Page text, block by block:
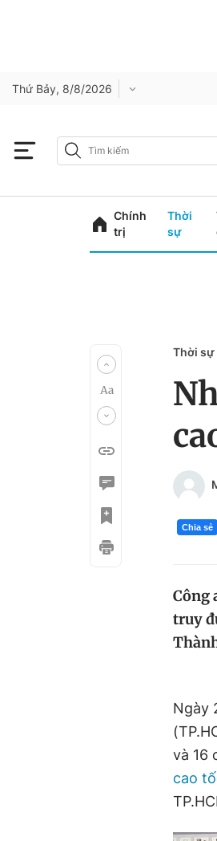
Thứ Bảy, 8/8/2026
Chính
trị
Thời
sự
Thời sự
Chia sẻ
Công
truy
Ngày
và 16
cao